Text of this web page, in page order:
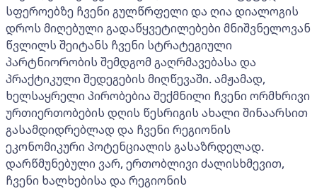
სფეროებზე ჩვენი გულწრფელი და ღია დიალოგის
დროს მიღებული გადაწყვეტილებები მნიშვნელოვან
წვლილს შეიტანს ჩვენი სტრატეგიული
პარტნიორობის შემდგომ გაღრმავებასა და
პრაქტიკული შედეგების მიღწევაში. ამჟამად,
ხელსაყრელი პირობებია შექმნილი ჩვენი ორმხრივი
ურთიერთობების დღის წესრიგის ახალი შინაარსით
გასამდიდრებლად და ჩვენი რეგიონის
ეკონომიკური პოტენციალის გასაზრდელად.
დარწმუნებული ვარ, ერთობლივი ძალისხმევით,
ჩვენი ხალხებისა და რეგიონის